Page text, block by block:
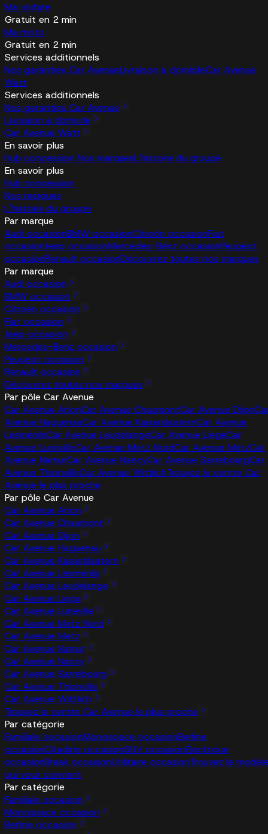
Ma voiture
Gratuit en 2 min
Ma moto
Gratuit en 2 min
Services additionnels
Nos garanties Car AvenueLivraison à domicileCar Avenue
Watt
Services additionnels
Nos garanties Car Avenue
Livraison à domicile
Car Avenue Watt
En savoir plus
Hub concession Nos marquesL'histoire du groupe
En savoir plus
Hub concession
Nos marques
L'histoire du groupe
Par marque
Audi occasionBMW occasionCitroën occasionFiat
occasionJeep occasionMercedes-Benz occasionPeugeot
occasionRenault occasionDécouvrez toutes nos marques
Par marque
Audi occasion
BMW occasion
Citroën occasion
Fiat occasion
Jeep occasion
Mercedes-Benz occasion
Peugeot occasion
Renault occasion
Découvrez toutes nos marques
Par pôle Car Avenue
Car Avenue ArlonCar Avenue ChaumontCar Avenue Dijon
Avenue HaguenauCar Avenue KaiserslauternCar Avenue
LesménilsCar Avenue LeudelangeCar Avenue LiegeCar
Avenue LunévilleCar Avenue Metz NordCar Avenue MetzCar
Avenue NamurCar Avenue NancyCar Avenue SarrebourgCar
Avenue ThionvilleCar Avenue WittlichTrouvez le centre Car
Avenue le plus proche
Par pôle Car Avenue
Car Avenue Arlon
Car Avenue Chaumont
Car Avenue Dijon
Car Avenue Haguenau
Car Avenue Kaiserslautern
Car Avenue Lesménils
Car Avenue Leudelange
Car Avenue Liege
Car Avenue Lunéville
Car Avenue Metz Nord
Car Avenue Metz
Car Avenue Namur
Car Avenue Nancy
Car Avenue Sarrebourg
Car Avenue Thionville
Car Avenue Wittlich
Trouvez le centre Car Avenue le plus proche
Par catégorie
Familiale occasionMonospace occasionBerline
occasionCitadine occasionSUV occasionÉlectrique
occasionBreak occasionUtilitaire occasionTrouvez le
qui vous convient
Par catégorie
Familiale occasion
Monospace occasion
Berline occasion